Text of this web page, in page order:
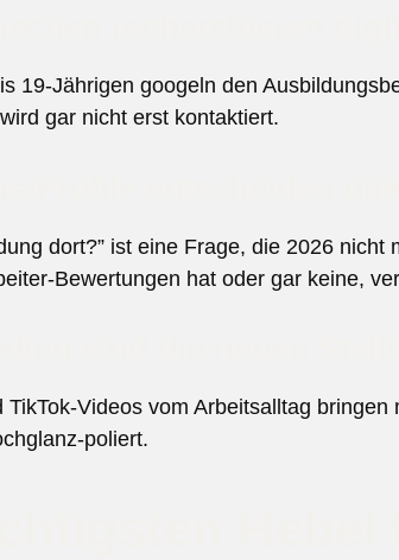
19-Jährigen googeln den
gar nicht erst kontaktiert.
dort?” ist eine Frage, die 2026
Bewertungen hat oder gar keine,
TikTok-Videos vom Arbeitsalltag
poliert.